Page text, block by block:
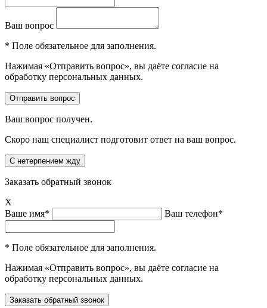
Ваш вопрос
* Поле обязательное для заполнения.
Нажимая «Отправить вопрос», вы даёте согласие на
обработку персональных данных.
Ваш вопрос получен.
Скоро наш специалист подготовит ответ на ваш вопрос.
Заказать обратный звонок
X
Ваше имя*
Ваш телефон*
* Поле обязательное для заполнения.
Нажимая «Отправить вопрос», вы даёте согласие на
обработку персональных данных.